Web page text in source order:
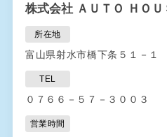
株式会社 ＡＵＴＯ ＨＯＵ
所在地
富山県射水市橋下条５１－１
TEL
０７６６－５７－３００３
営業時間